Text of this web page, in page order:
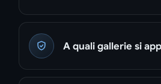
A quali gallerie si